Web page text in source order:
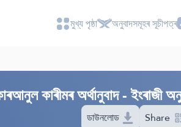
মুখ্য পৃষ্ঠা অনুবাদসমূহৰ সূচীপত্ৰ
কাৰীমৰ অৰ্থানুবাদ - ইংৰাজী
ডাউনলোড Share